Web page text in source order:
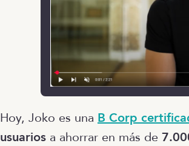
Hoy, Joko es una B Corp
usuarios a ahorrar en más de